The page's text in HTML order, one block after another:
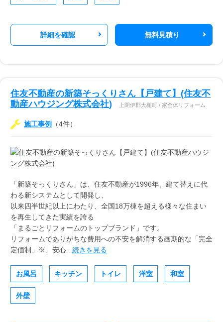
詳細を確認 無料見積り
住友不動産の新築そっくりさん【戸建て】(住友不
動産ハウジング株式会社)
上閉伊郡大槌町 / 家全体リフォーム
施工事例 （4件）
「新築そっくりさん」は、住友不動産が1996年、建て替えに代
わる新システムとして開発し、
以来四半世紀以上にわたり、全国18万棟を超える様々な住まい
を再生してきた実績を誇る
「まるごとリフォームのトップブランド」です。
リフォームでありがちな費用への不安を解消する画期的な「完全
定価制」※、安心...続きを見る
お風呂 キッチン トイレ 洋室 和室
外壁